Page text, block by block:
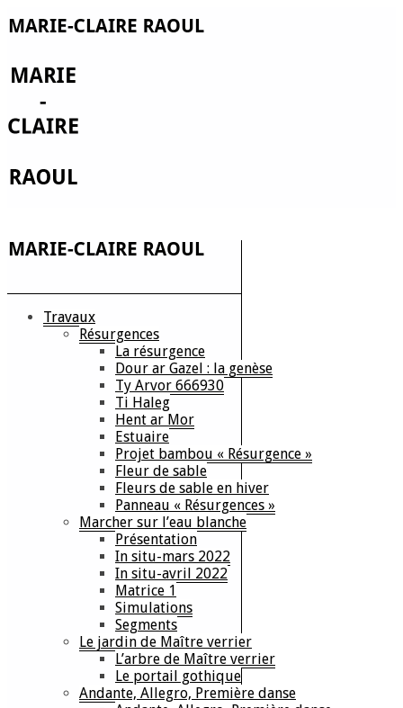
Travaux
Résurgences
La résurgence
Dour ar Gazel : la genèse
Ty Arvor 666930
Ti Haleg
Hent ar Mor
Estuaire
Projet bambou « Résurgence »
Fleur de sable
Fleurs de sable en hiver
Panneau « Résurgences »
Marcher sur l’eau blanche
Présentation
In situ-mars 2022
In situ-avril 2022
Matrice 1
Simulations
Segments
Le jardin de Maître verrier
L’arbre de Maître verrier
Le portail gothique
Andante, Allegro, Première danse